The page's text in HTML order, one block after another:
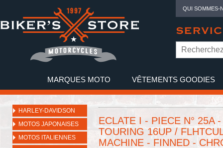
QUI SOMMES-
MARQUES MOTO VÊTEMENTS GOODIES
HARLEY-DAVIDSON
MOTOS JAPONAISES
MOTOS ITALIENNES
ECLATE I - PIECE N° 25A
TOURING 16UP /
MACHINE - FINNED -